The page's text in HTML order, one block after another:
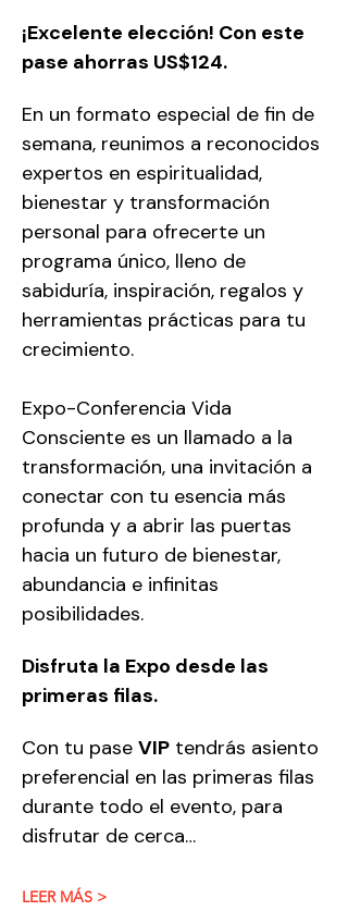
¡Excelente elección! Con este
pase ahorras US$124.
En un formato especial de fin de
semana, reunimos a reconocidos
expertos en espiritualidad,
bienestar y transformación
personal para ofrecerte un
programa único, lleno de
sabiduría, inspiración, regalos y
herramientas prácticas para tu
crecimiento.
Expo-Conferencia Vida
Consciente es un llamado a la
transformación, una invitación a
conectar con tu esencia más
profunda y a abrir las puertas
hacia un futuro de bienestar,
abundancia e infinitas
posibilidades.
Disfruta la Expo desde las
primeras filas.
Con tu pase VIP tendrás asiento
preferencial en las primeras filas
durante todo el evento, para
disfrutar de cerca…
LEER MÁS >